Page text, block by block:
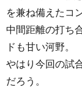
を兼ね備えたコ
中間距離の打ち
ドも甘い河野。
やはり今回の試
だろう。